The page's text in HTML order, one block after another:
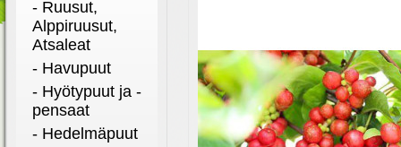
- Ruusut,
Alppiruusut,
Atsaleat
- Havupuut
- Hyötypuut ja -
pensaat
- Hedelmäpuut